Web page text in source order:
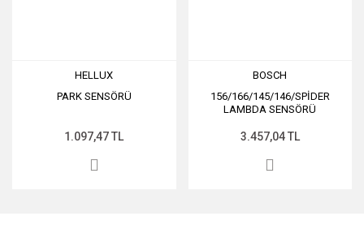
HELLUX
PARK SENSÖRÜ
1.097,47 TL
BOSCH
156/166/145/146/SPİDER
LAMBDA SENSÖRÜ
3.457,04 TL